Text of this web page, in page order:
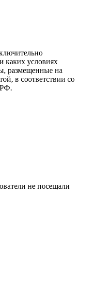
каких условиях
размещенные на
в соответствии со
РФ.
не посещали